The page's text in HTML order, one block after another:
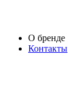
О бренде
Контакты